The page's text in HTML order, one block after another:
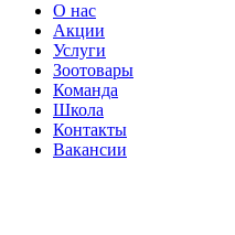
О нас
Акции
Услуги
Зоотовары
Команда
Школа
Контакты
Вакансии